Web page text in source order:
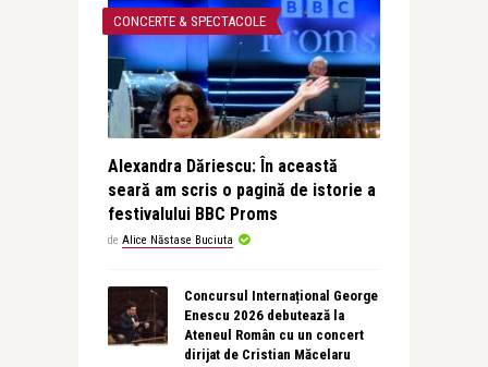
CONCERTE & SPECTACOLE
Alexandra Dăriescu: În această
seară am scris o pagină de istorie a
festivalului BBC Proms
de Alice Năstase Buciuta
Concursul Internațional George
Enescu 2026 debutează la
Ateneul Român cu un concert
dirijat de Cristian Măcelaru